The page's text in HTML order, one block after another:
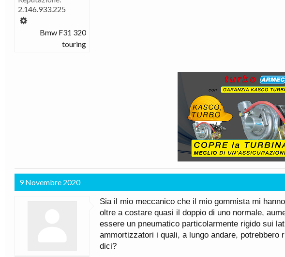
2.146.933.225
Bmw F31 320
touring
9 Novembre 2020
Sia il mio meccanico che il mio gommista mi
oltre a costare quasi il doppio di uno normale,
essere un pneumatico particolarmente rigido sui
ammortizzatori i quali, a lungo andare,
dici?